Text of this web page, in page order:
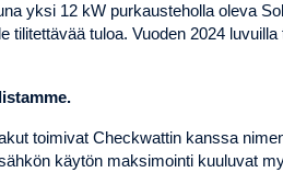
yksi 12 kW purkausteholla oleva
tilitettävää tuloa. Vuoden 2024
.
toimivat Checkwattin kanssa
käytön maksimointi kuuluvat